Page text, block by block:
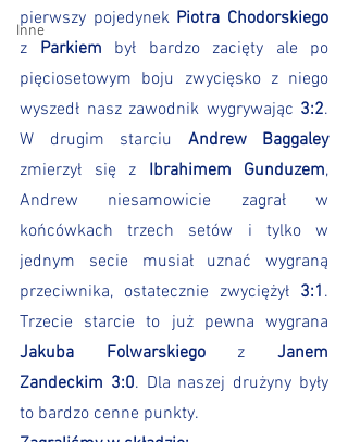
Inne
pierwszy pojedynek Piotra Chodorskiego
z Parkiem był bardzo zacięty ale po
pięciosetowym boju zwycięsko z niego
wyszedł nasz zawodnik wygrywając 3:2.
W drugim starciu Andrew Baggaley
zmierzył się z Ibrahimem Gunduzem,
Andrew niesamowicie zagrał w
końcówkach trzech setów i tylko w
jednym secie musiał uznać wygraną
przeciwnika, ostatecznie zwyciężył 3:1 .
Jakuba Folwarskiego z Janem
Zandeckim 3:0. Dla naszej drużyny były
to bardzo cenne punkty.